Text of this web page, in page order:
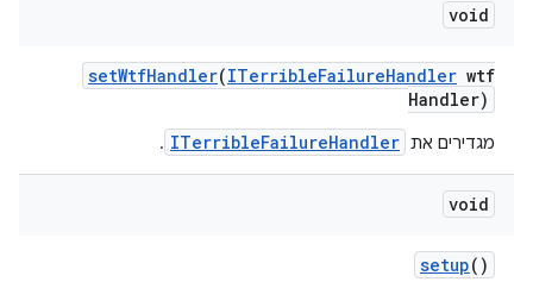
void
setWtfHandler(ITerribleFailureHandler wtf
Handler)
מגדירים את ITerribleFailureHandler
.
void
setup()